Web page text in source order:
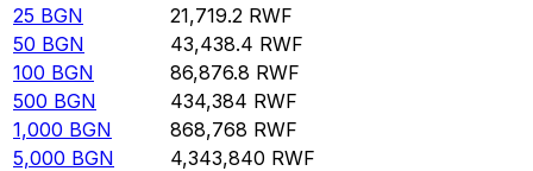
25 BGN 21,719.2 RWF
50 BGN 43,438.4 RWF
100 BGN 86,876.8 RWF
500 BGN 434,384 RWF
1,000 BGN 868,768 RWF
5,000 BGN 4,343,840 RWF